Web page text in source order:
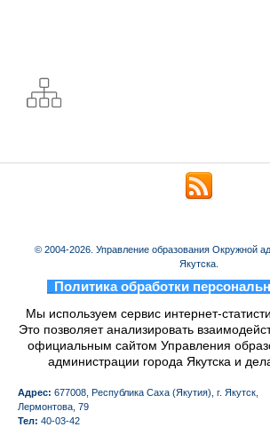
© 2004-2026. Управление образования Окружной
Якутска.
Политика обработки
Мы используем сервис интернет-
Это позволяет анализировать
официальным сайтом Управления
администрации города Якутска и
Адрес: 677008, Республика Саха (Якутия), г. Якутск,
Лермонтова, 79
Тел: 40-03-42